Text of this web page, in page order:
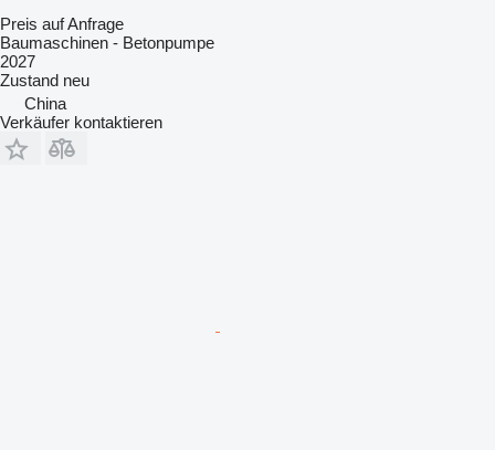
Preis auf Anfrage
Baumaschinen - Betonpumpe
2027
Zustand neu
China
Verkäufer kontaktieren